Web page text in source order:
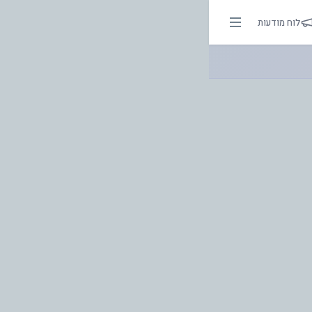
בהירות הדרךלוח מודעות